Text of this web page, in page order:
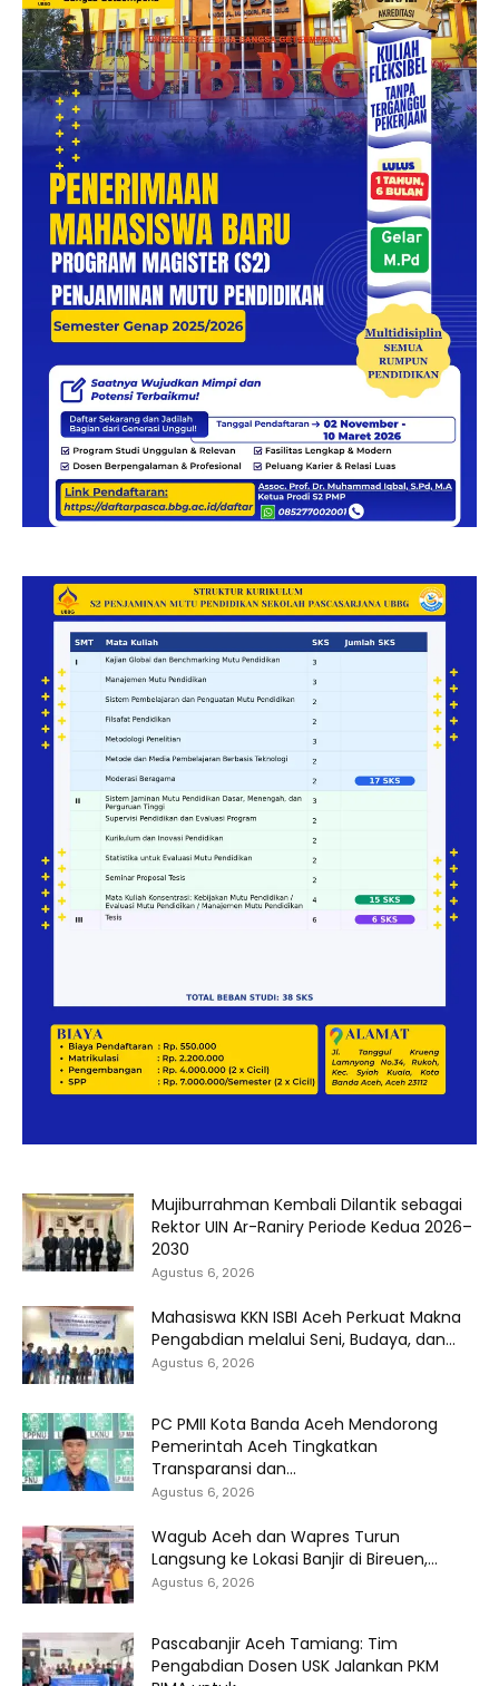
Mujiburrahman Kembali Dilantik sebagai
Rektor UIN Ar-Raniry Periode Kedua 2026–
2030
Agustus 6, 2026
Mahasiswa KKN ISBI Aceh Perkuat Makna
Pengabdian melalui Seni, Budaya, dan...
Agustus 6, 2026
PC PMII Kota Banda Aceh Mendorong
Pemerintah Aceh Tingkatkan
Transparansi dan...
Agustus 6, 2026
Wagub Aceh dan Wapres Turun
Langsung ke Lokasi Banjir di Bireuen,...
Agustus 6, 2026
Pascabanjir Aceh Tamiang: Tim
Pengabdian Dosen USK Jalankan PKM